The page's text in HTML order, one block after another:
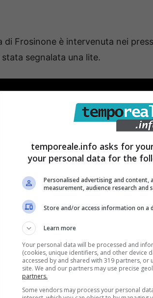
di Frosinone è intervenuta nei
segnalata una lite.
temporeale.info asks for
your personal data for the
Personalised advertising and content,
measurement, audience research and
Store and/or access information on a
Learn more
Your personal data will be processed and
(cookies, unique identifiers, and other device
accessed by and shared with 319 partners, or
site. We and our partners may use precise
partners.
Some vendors may process your personal